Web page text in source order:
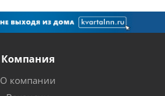
Компания
О компании